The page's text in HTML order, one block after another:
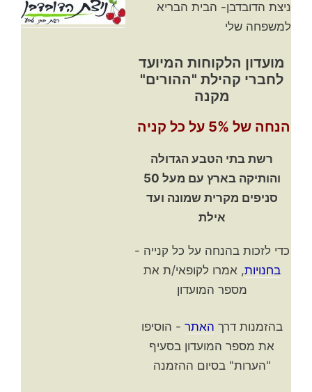
ניצת הדובדבן- הבית הבריא
למשפחה שלי
מועדון הלקוחות המיועד
לחברי קהילת "ההורים"
מקנה
הנחה של 5% על כל קניה
רשת בתי הטבע הגדולה
והותיקה בארץ עם מעל 50
סניפים מקרית שמונה ועד
אילת
כדי לזכות בהנחה על כל קנייה -
בחנויות, אמרו לקופאי/ת את
מספר המועדון
בהזמנות דרך האתר - הוסיפו
את מספר המועדון בסעיף
"הערות" בסיום ההזמנה